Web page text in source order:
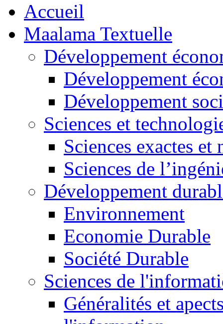
Accueil
Maalama Textuelle
Développement
Développement
Développement
Sciences et
Sciences exactes et
Sciences de
Développement
Environnement
Economie Durable
Société Durable
Sciences de
Généralités et